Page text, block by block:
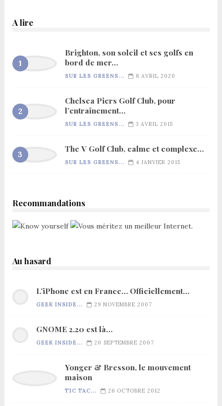
A lire
Brighton, son soleil et ses golfs en
bord de mer…
SUR LES GREENS... 8 AVRIL 2020
Chelsea Piers Golf Club, pour
l’entraînement…
SUR LES GREENS... 3 AVRIL 2015
The V Golf Club, calme et complexe…
SUR LES GREENS... 4 JANVIER 2015
Recommandations
Au hasard
L’iPhone est en France… Officiellement…
GEEK INSIDE... 29 NOVEMBRE 2007
GNOME 2.20 est là…
GEEK INSIDE... 20 SEPTEMBRE 2007
Yonger & Bresson, le mouvement
maison
TIC TAC... 26 OCTOBRE 2012